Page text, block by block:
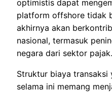
optimistis dapat
platform offshore tidak
akhirnya akan
nasional, termasuk
negara dari sektor
Struktur biaya
selama ini memang